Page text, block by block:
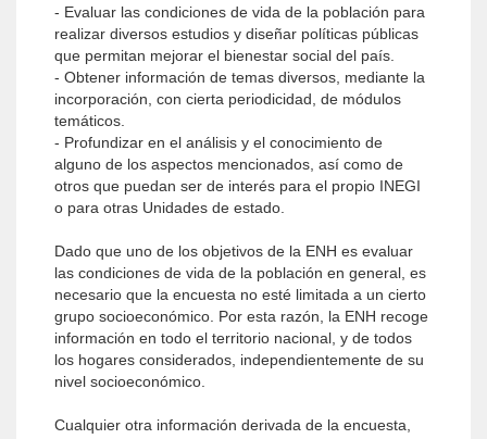
- Evaluar las condiciones de vida de la población para
realizar diversos estudios y diseñar políticas públicas
que permitan mejorar el bienestar social del país.
- Obtener información de temas diversos, mediante la
incorporación, con cierta periodicidad, de módulos
temáticos.
- Profundizar en el análisis y el conocimiento de
alguno de los aspectos mencionados, así como de
otros que puedan ser de interés para el propio INEGI
o para otras Unidades de estado.
Dado que uno de los objetivos de la ENH es evaluar
las condiciones de vida de la población en general, es
necesario que la encuesta no esté limitada a un cierto
grupo socioeconómico. Por esta razón, la ENH recoge
información en todo el territorio nacional, y de todos
los hogares considerados, independientemente de su
nivel socioeconómico.
Cualquier otra información derivada de la encuesta,